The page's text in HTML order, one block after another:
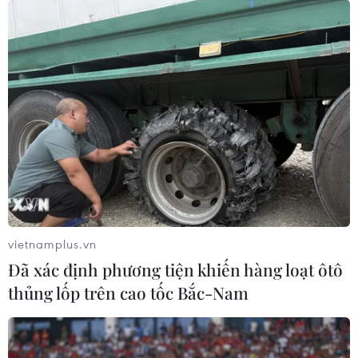
vietnamplus.vn
Đã xác định phương tiện khiến hàng loạt ôtô
thủng lốp trên cao tốc Bắc-Nam